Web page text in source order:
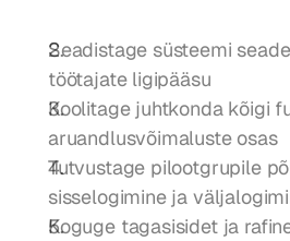
Seadistage süsteemi
töötajate ligipääsu
Koolitage juhtkonda kõigi
aruandlusvõimaluste osas
Tutvustage pilootgrupile
sisselogimine ja
Koguge tagasisidet ja